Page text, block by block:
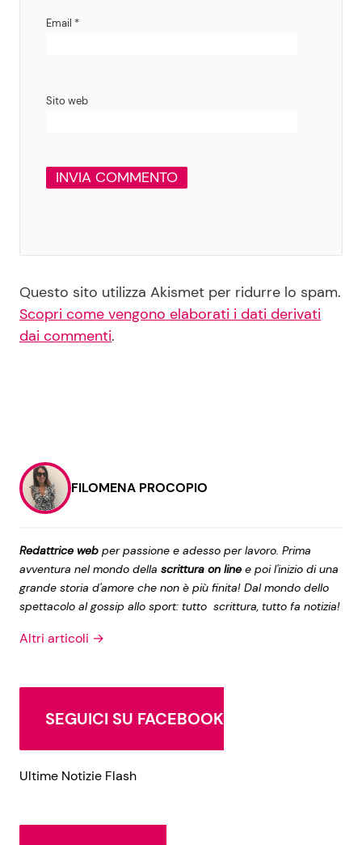
Email *
Sito web
Questo sito utilizza Akismet per ridurre lo spam.
Scopri come vengono elaborati i dati derivati
dai commenti.
FILOMENA PROCOPIO
Redattrice web per passione e adesso per lavoro. Prima
avventura nel mondo della scrittura on line e poi l'inizio di una
grande storia d'amore che non è più finita! Dal mondo dello
spettacolo al gossip allo sport: tutto scrittura, tutto fa notizia!
Altri articoli →
SEGUICI SU FACEBOOK
Ultime Notizie Flash